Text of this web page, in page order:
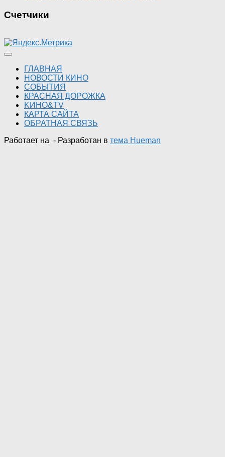
Счетчики
ГЛАВНАЯ
НОВОСТИ КИНО
СОБЫТИЯ
КРАСНАЯ ДОРОЖКА
KИНО&TV
КАРТА САЙТА
ОБРАТНАЯ СВЯЗЬ
Работает на - Разработан в тема Hueman